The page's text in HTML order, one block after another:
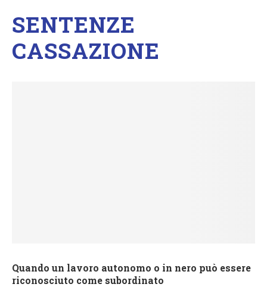
SENTENZE
CASSAZIONE
Quando un lavoro autonomo o in nero può essere
riconosciuto come subordinato